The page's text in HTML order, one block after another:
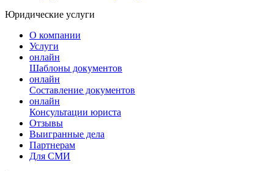
Юридические услуги
О компании
Услуги
онлайн
Шаблоны документов
онлайн
Составление документов
онлайн
Консультации юриста
Отзывы
Выигранные дела
Партнерам
Для СМИ